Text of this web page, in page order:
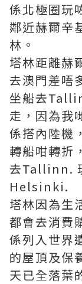
係北極圈玩
鄰近赫爾辛
林。
塔林距離赫
去澳門差唔
坐船去
走，因為
係搭內陸機
轉船咁轉折
去Tallinn.
Helsinki.
塔林因為生
都會去消費
係列入世界
的屋頂及保
天已全落葉